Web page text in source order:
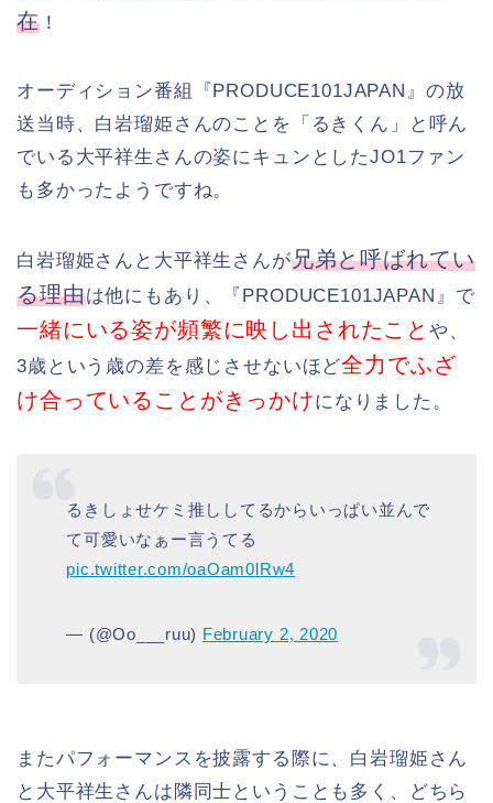
在！
オーディション番組『PRODUCE101JAPAN』の放
送当時、白岩瑠姫さんのことを「るきくん」と呼ん
でいる大平祥生さんの姿にキュンとしたJO1ファン
も多かったようですね。
白岩瑠姫さんと大平祥生さんが兄弟と呼ばれてい
る理由は他にもあり、『PRODUCE101JAPAN』で
一緒にいる姿が頻繁に映し出されたことや、
3歳という歳の差を感じさせないほど全力でふざ
け合っていることがきっかけになりました。
るきしょせケミ推ししてるからいっぱい並んで
て可愛いなぁー言うてる
pic.twitter.com/oaOam0lRw4
— (@Oo___ruu) February 2, 2020
またパフォーマンスを披露する際に、白岩瑠姫さん
と大平祥生さんは隣同士ということも多く、どちら